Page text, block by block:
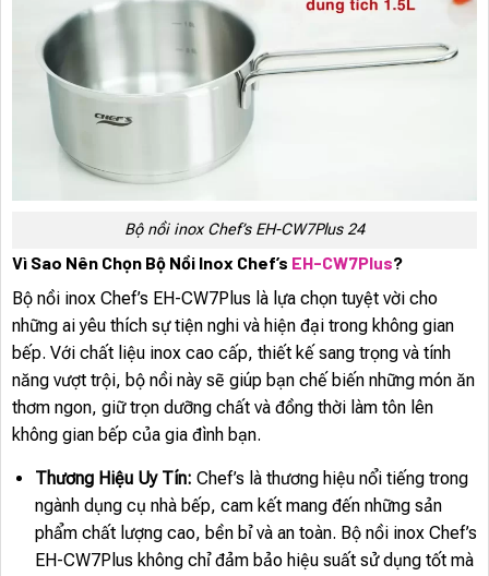
Bộ nồi inox Chef’s EH-CW7Plus 24
Vì Sao Nên Chọn Bộ Nồi Inox Chef’s EH-CW7Plus?
Bộ nồi inox Chef’s EH-CW7Plus là lựa chọn tuyệt vời cho
những ai yêu thích sự tiện nghi và hiện đại trong không gian
bếp. Với chất liệu inox cao cấp, thiết kế sang trọng và tính
năng vượt trội, bộ nồi này sẽ giúp bạn chế biến những món ăn
thơm ngon, giữ trọn dưỡng chất và đồng thời làm tôn lên
không gian bếp của gia đình bạn.
Thương Hiệu Uy Tín: Chef’s là thương hiệu nổi tiếng trong
ngành dụng cụ nhà bếp, cam kết mang đến những sản
phẩm chất lượng cao, bền bỉ và an toàn. Bộ nồi inox Chef’s
EH-CW7Plus không chỉ đảm bảo hiệu suất sử dụng tốt mà